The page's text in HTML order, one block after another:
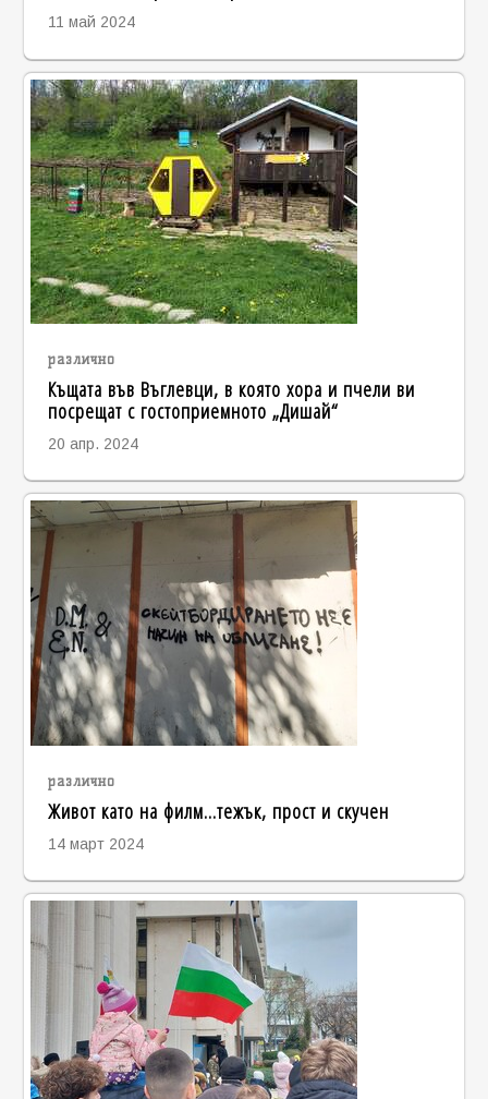
11 май 2024
различно
Къщата във Въглевци, в която хора и пчели ви
посрещат с гостоприемното „Дишай“
20 апр. 2024
различно
Живот като на филм...тежък, прост и скучен
14 март 2024